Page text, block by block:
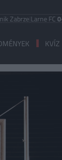
|Larne FC0-0FC
KVÍZ